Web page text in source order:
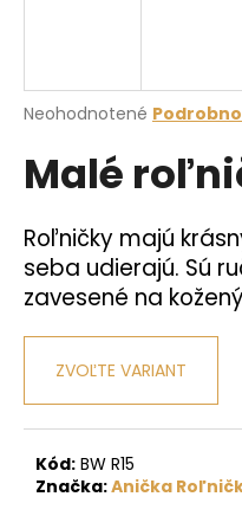
Priemerné
produktu
je
z
5
hviezdičiek.
Neohodnotené
Malé
Roľničky majú
seba udierajú. Sú
zavesené na
ZVOĽTE VARIANT
Kód: BW R15
Značka:Anička
s
ť
?
d
p
o